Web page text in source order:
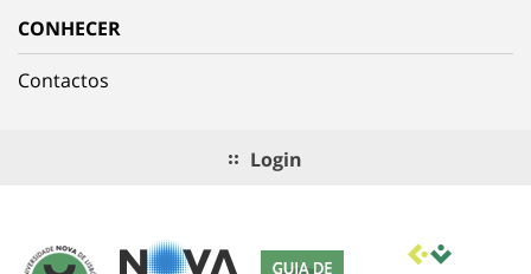
CONHECER
Contactos
Login